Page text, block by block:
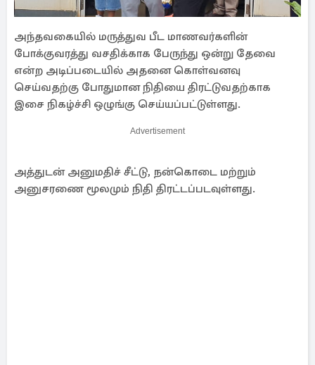
அந்தவகையில் மருத்துவ பீட மாணவர்களின்
போக்குவரத்து வசதிக்காக பேருந்து ஒன்று தேவை
என்ற அடிப்படையில் அதனை கொள்வனவு
செய்வதற்கு போதுமான நிதியை திரட்டுவதற்காக
இசை நிகழ்ச்சி ஒழுங்கு செய்யப்பட்டுள்ளது.
Advertisement
அத்துடன் அனுமதிச் சீட்டு, நன்கொடை மற்றும்
அனுசரணை மூலமும் நிதி திரட்டப்படவுள்ளது.